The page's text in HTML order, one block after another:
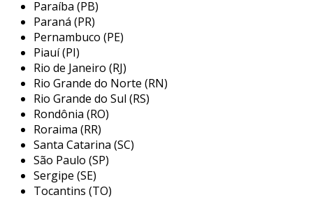
produto final, fatores essenciais para empresas
que buscam manter uma vantagem competitiva
no mercado.
características técnicas
sistema de recuperação de abrasivo
equipado com tecnologia de ponta que
assegura tanto eficiência quanto durabilidade.
com uma estrutura em
projetado para suportar condições rigorosas,
reduzindo a necessidade de manutenção
Paraíba (PB)
Paraná (PR)
Pernambuco (PE)
Piauí (PI)
Rio de Janeiro (RJ)
Rio Grande do Norte (RN)
Rio Grande do Sul (RS)
Rondônia (RO)
Roraima (RR)
Santa Catarina (SC)
São Paulo (SP)
Sergipe (SE)
Tocantins (TO)